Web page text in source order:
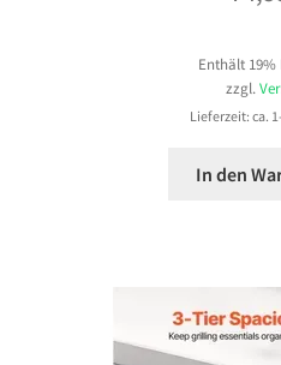
Enthält 19%
zzgl.
Lieferzeit: ca.
In den